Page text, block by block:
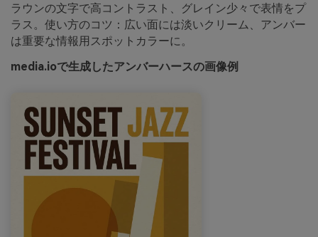
ラウンの文字で高コントラスト、グレイン少々で表情をプ
ラス。使い方のコツ：広い面には淡いクリーム、アンバー
は重要な情報用スポットカラーに。
media.ioで生成したアンバーハースの画像例